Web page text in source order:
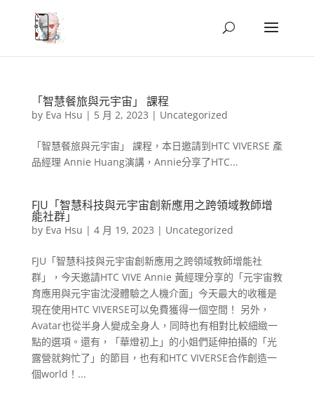
「智慧餐旅與元宇宙」 課程
by Eva Hsu | 5 月 2, 2023 | Uncategorized
「智慧餐旅與元宇宙」 課程，本日邀請到HTC VIVERSE 產
品經理 Annie Huang演講，Annie分享了HTC...
FJU「智慧科技與元宇宙創新應用之跨領域教師增
能社群」
by Eva Hsu | 4 月 19, 2023 | Uncategorized
FJU「智慧科技與元宇宙創新應用之跨領域教師增能社
群」，今天邀請HTC VIVE Annie 黃經理分享的「元宇宙教
育應用與元宇宙沈浸體驗之人機介面」今天最大的收穫是
現在使用HTC VIVERSE可以免費獲得一個空間！ 另外，
Avatar也從半身人變成全身人，同時也有相對比較細緻一
點的選項。還有，「華燈初上」的小姐們延伸拍攝的「光
露營就夠忙了」的節目，也有和HTC VIVERSE合作創造一
個world！...